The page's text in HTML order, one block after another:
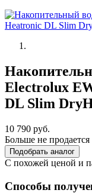
Electrolux
DL Slim
10 790 руб.
Больше не продается
Подобрать аналог
С похожей ценой и
Способы